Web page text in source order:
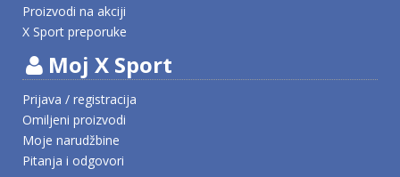
Proizvodi na akciji
X Sport preporuke
Moj X Sport
Prijava / registracija
Omiljeni proizvodi
Moje narudžbine
Pitanja i odgovori